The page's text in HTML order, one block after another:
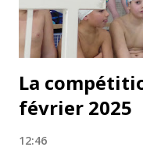
La
février 2025
12:46